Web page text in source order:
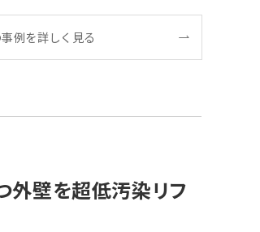
事例を詳しく見る
壁を超低汚染リフ